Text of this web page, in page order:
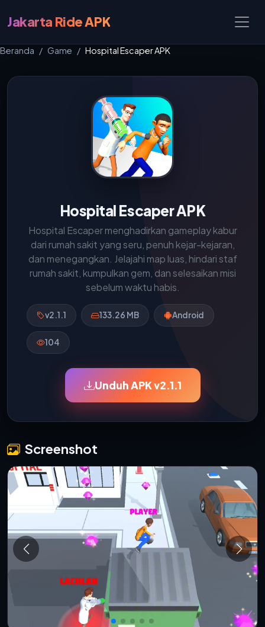
Jakarta Ride APK
Beranda Game Hospital Escaper APK
Hospital Escaper APK
Hospital Escaper menghadirkan gameplay kabur
dari rumah sakit yang seru, penuh kejar-kejaran,
dan menegangkan. Jelajahi map luas, hindari staf
rumah sakit, kumpulkan gem, dan selesaikan misi
sebelum waktu habis.
v2.1.1 133.26 MB Android
104
Unduh APK v2.1.1
Screenshot